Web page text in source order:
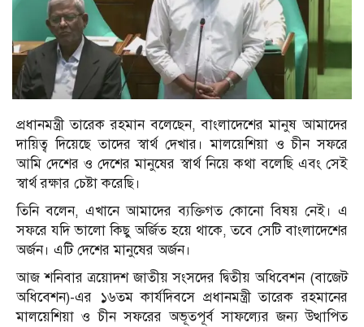
প্রধানমন্ত্রী তারেক রহমান বলেছেন, বাংলাদেশের মানুষ আমাদের
দায়িত্ব দিয়েছে তাদের স্বার্থ দেখার। মালয়েশিয়া ও চীন সফরে
আমি দেশের ও দেশের মানুষের স্বার্থ নিয়ে কথা বলেছি এবং সেই
স্বার্থ রক্ষার চেষ্টা করেছি।
তিনি বলেন, এখানে আমাদের ব্যক্তিগত কোনো বিষয় নেই। এ
সফরে যদি ভালো কিছু অর্জিত হয়ে থাকে, তবে সেটি বাংলাদেশের
অর্জন। এটি দেশের মানুষের অর্জন।
আজ শনিবার ত্রয়োদশ জাতীয় সংসদের দ্বিতীয় অধিবেশন (বাজেট
অধিবেশন)-এর ১৬তম কার্যদিবসে প্রধানমন্ত্রী তারেক রহমানের
মালয়েশিয়া ও চীন সফরের অভূতপূর্ব সাফল্যের জন্য উত্থাপিত